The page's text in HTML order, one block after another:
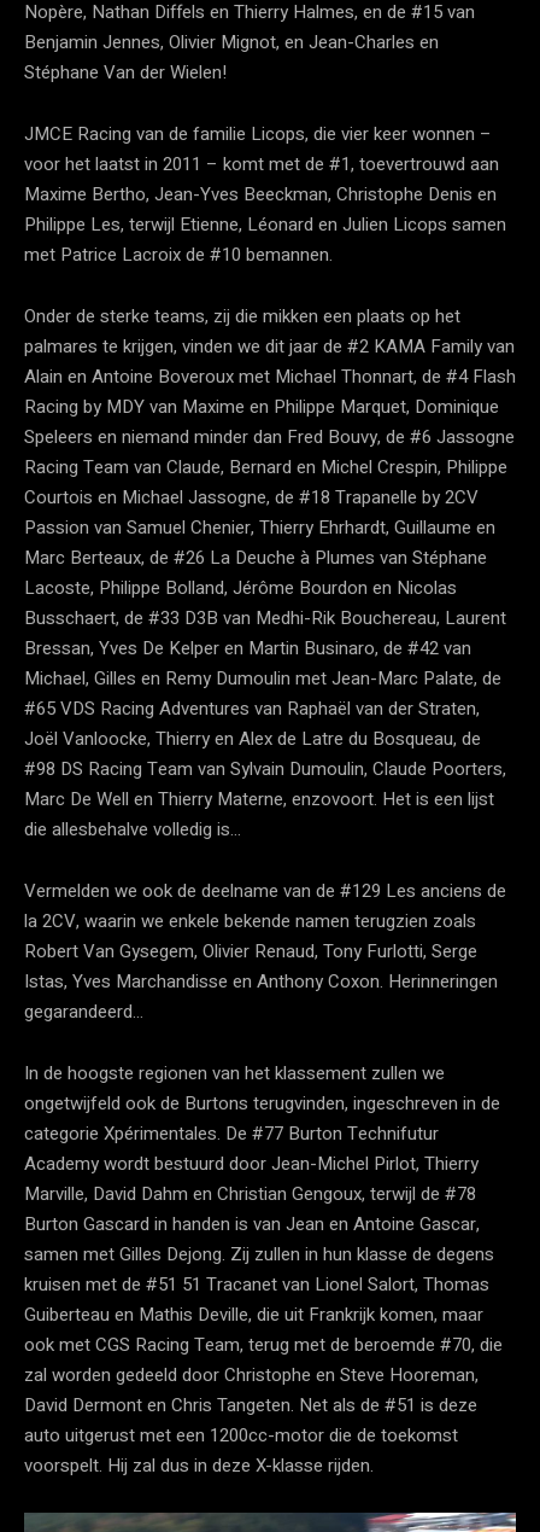
Nopère, Nathan Diffels en Thierry Halmes, en de #15 van
Benjamin Jennes, Olivier Mignot, en Jean-Charles en
Stéphane Van der Wielen!
JMCE Racing van de familie Licops, die vier keer wonnen –
voor het laatst in 2011 – komt met de #1, toevertrouwd aan
Maxime Bertho, Jean-Yves Beeckman, Christophe Denis en
Philippe Les, terwijl Etienne, Léonard en Julien Licops samen
met Patrice Lacroix de #10 bemannen.
Onder de sterke teams, zij die mikken een plaats op het
palmares te krijgen, vinden we dit jaar de #2 KAMA Family van
Alain en Antoine Boveroux met Michael Thonnart, de #4 Flash
Racing by MDY van Maxime en Philippe Marquet, Dominique
Speleers en niemand minder dan Fred Bouvy, de #6 Jassogne
Racing Team van Claude, Bernard en Michel Crespin, Philippe
Courtois en Michael Jassogne, de #18 Trapanelle by 2CV
Passion van Samuel Chenier, Thierry Ehrhardt, Guillaume en
Marc Berteaux, de #26 La Deuche à Plumes van Stéphane
Lacoste, Philippe Bolland, Jérôme Bourdon en Nicolas
Busschaert, de #33 D3B van Medhi-Rik Bouchereau, Laurent
Bressan, Yves De Kelper en Martin Businaro, de #42 van
Michael, Gilles en Remy Dumoulin met Jean-Marc Palate, de
#65 VDS Racing Adventures van Raphaël van der Straten,
Joël Vanloocke, Thierry en Alex de Latre du Bosqueau, de
#98 DS Racing Team van Sylvain Dumoulin, Claude Poorters,
Marc De Well en Thierry Materne, enzovoort. Het is een lijst
die allesbehalve volledig is…
Vermelden we ook de deelname van de #129 Les anciens de
la 2CV, waarin we enkele bekende namen terugzien zoals
Robert Van Gysegem, Olivier Renaud, Tony Furlotti, Serge
Istas, Yves Marchandisse en Anthony Coxon. Herinneringen
gegarandeerd…
In de hoogste regionen van het klassement zullen we
ongetwijfeld ook de Burtons terugvinden, ingeschreven in de
categorie Xpérimentales. De #77 Burton Technifutur
Academy wordt bestuurd door Jean-Michel Pirlot, Thierry
Marville, David Dahm en Christian Gengoux, terwijl de #78
Burton Gascard in handen is van Jean en Antoine Gascar,
samen met Gilles Dejong. Zij zullen in hun klasse de degens
kruisen met de #51 51 Tracanet van Lionel Salort, Thomas
Guiberteau en Mathis Deville, die uit Frankrijk komen, maar
ook met CGS Racing Team, terug met de beroemde #70, die
zal worden gedeeld door Christophe en Steve Hooreman,
David Dermont en Chris Tangeten. Net als de #51 is deze
auto uitgerust met een 1200cc-motor die de toekomst
voorspelt. Hij zal dus in deze X-klasse rijden.